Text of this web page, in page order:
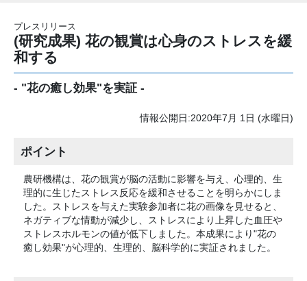
プレスリリース
(研究成果) 花の観賞は心身のストレスを緩
和する
- "花の癒し効果"を実証 -
情報公開日:2020年7月 1日 (水曜日)
ポイント
農研機構は、花の観賞が脳の活動に影響を与え、心理的、生
理的に生じたストレス反応を緩和させることを明らかにしま
した。ストレスを与えた実験参加者に花の画像を見せると、
ネガティブな情動が減少し、ストレスにより上昇した血圧や
ストレスホルモンの値が低下しました。本成果により"花の
癒し効果"が心理的、生理的、脳科学的に実証されました。